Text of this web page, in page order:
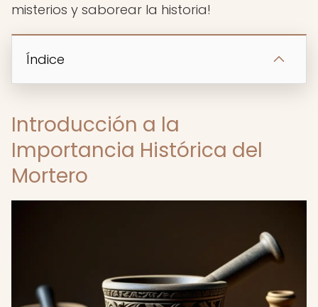
misterios y saborear la historia!
Índice
Introducción a la
Importancia Histórica del
Mortero